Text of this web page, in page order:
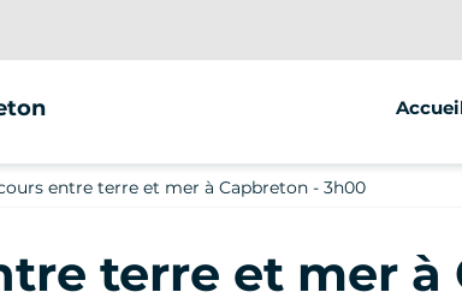
entre terre et mer à Capbreton - 3h00
terre et mer